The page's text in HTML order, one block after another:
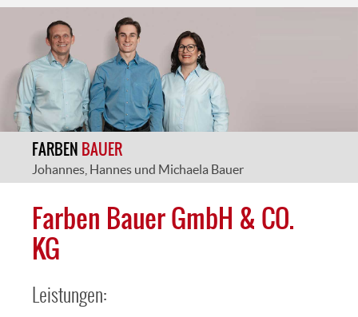
START
LEISTUNGEN
SANITÄR
SATTLER
HEIZUNG
EIGL
ELEKTRO
GRÖSCHL
MAURER
SPITZ
FLIESEN
HOFMEIER
FARBEN
BAUER
BODEN
KONTAKT
IMPRESSUM
FARBEN BAUER
Johannes, Hannes und Michaela Bauer
Farben Bauer GmbH & CO.
KG
Leistungen: